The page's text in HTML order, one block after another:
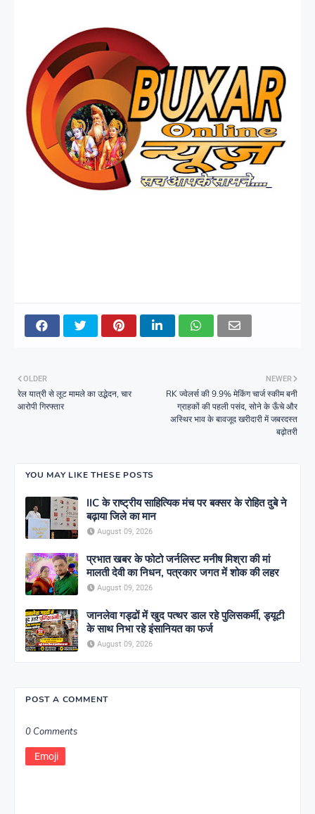
NEWER
RK ज्वेलर्स की 9.9% मेकिंग चार्ज स्कीम बनी
ग्राहकों की पहली पसंद, सोने के ऊँचे और
अस्थिर भाव के बावजूद खरीदारी में जबरदस्त
बढ़ोतरी
OLDER
रेल यात्री से लूट मामले का उद्भेदन, चार
आरोपी गिरफ्तार
YOU MAY LIKE THESE POSTS
IIC के राष्ट्रीय साहित्यिक मंच पर बक्सर के रोहित दुबे ने
बढ़ाया जिले का मान
August 09, 2026
प्रभात खबर के फोटो जर्नलिस्ट मनीष मिश्रा की मां
मालती देवी का निधन, पत्रकार जगत में शोक की लहर
August 09, 2026
जानलेवा गड्ढों में खुद पत्थर डाल रहे पुलिसकर्मी, ड्यूटी
के साथ निभा रहे इंसानियत का फर्ज
August 09, 2026
POST A COMMENT
0 Comments
Emoji